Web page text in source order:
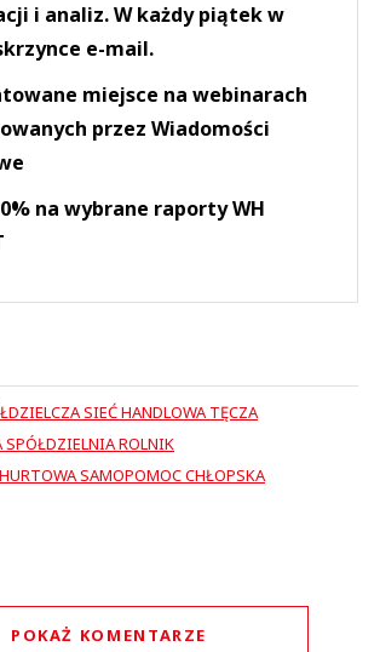
i analiz. W każdy piątek w
e-mail.
miejsce na webinarach
przez Wiadomości
na wybrane raporty WH
SIEĆ HANDLOWA TĘCZA
SPÓŁDZIELNIA ROLNIK
SAMOPOMOC CHŁOPSKA
POKAŻ KOMENTARZE